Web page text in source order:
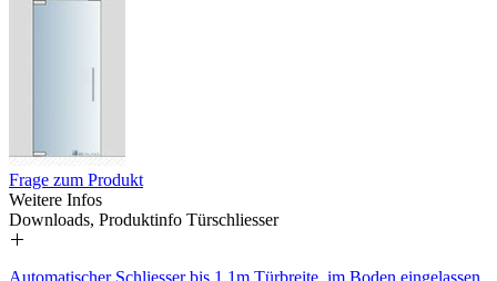
Frage zum Produkt
Weitere Infos
Downloads, Produktinfo Türschliesser
Automatischer Schliesser bis 1,1m Türbreite, im Boden eingelassen